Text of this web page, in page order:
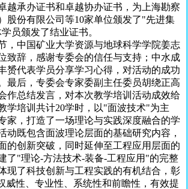
越承办证书和卓越协办证书，为上海勘察
股份有限公司等10家单位颁发了"先进集
员颁发了结业证书。
中国矿业大学资源与地球科学学院姜志
致辞，感谢专委会的信任与支持；中水成
赟代表学员分享学习心得，对活动的成功
最后，专委会专家委副主任委员胡绕正高
作总结发言，对本次教学培训活动成效给
学培训共计20学时，以"面波技术"为主
家，打造了一场理论与实践深度融合的学
动既包含面波理论层面的基础研究内容，
的创新突破，同时延伸至工程应用层面的
了"理论-方法技术-装备-工程应用"的完整
现了科技创新与工程实践的有机结合，彰
威性、专业性、系统性和前瞻性，有效提